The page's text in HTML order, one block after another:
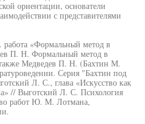
ориентации, основатели
с представителями
«Формальный метод в
П. Н. Формальный метод в
Медведев П. Н. (Бахтин М.
Серия "Бахтин под
Л. С., глава «Искусство как
// Выготский Л. С. Психология
работ Ю. М. Лотмана,